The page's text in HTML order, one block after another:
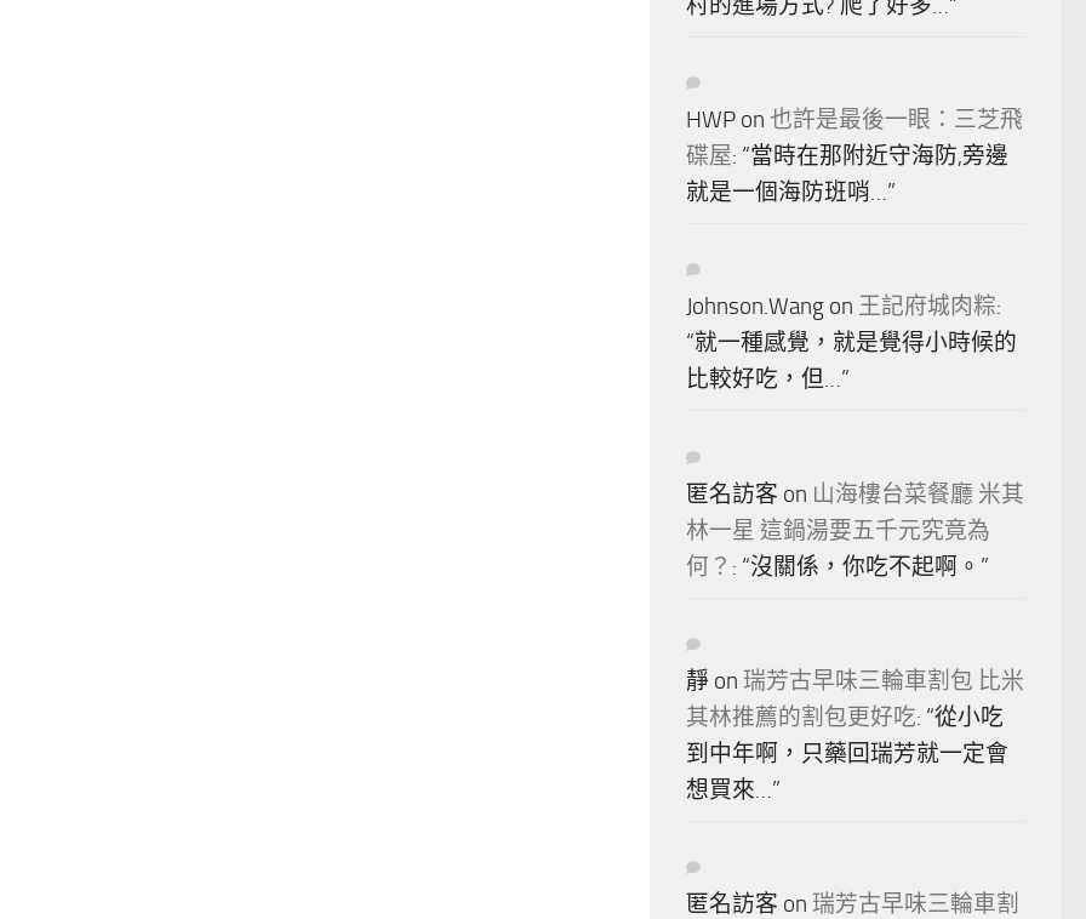
村的進場方式? 爬了好多…”
HWP on 也許是最後一眼：三芝飛
碟屋: “當時在那附近守海防,旁邊
就是一個海防班哨…”
Johnson.Wang on 王記府城肉粽:
“就一種感覺，就是覺得小時候的
比較好吃，但…”
匿名訪客 on 山海樓台菜餐廳 米其
林一星 這鍋湯要五千元究竟為
何？ : “沒關係，你吃不起啊。 ”
靜 on 瑞芳古早味三輪車割包 比米
其林推薦的割包更好吃: “從小吃
到中年啊，只藥回瑞芳就一定會
想買來…”
匿名訪客 on 瑞芳古早味三輪車割